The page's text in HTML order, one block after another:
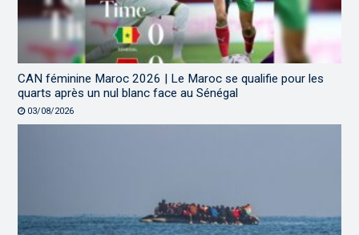
CAN féminine Maroc 2026 | Le Maroc se qualifie pour les
quarts après un nul blanc face au Sénégal
03/08/2026